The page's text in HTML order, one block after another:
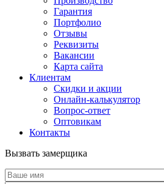
Гарантия
Портфолио
Отзывы
Реквизиты
Вакансии
Карта сайта
Клиентам
Скидки и акции
Онлайн-калькулятор
Вопрос-ответ
Оптовикам
Контакты
Вызвать замерщика